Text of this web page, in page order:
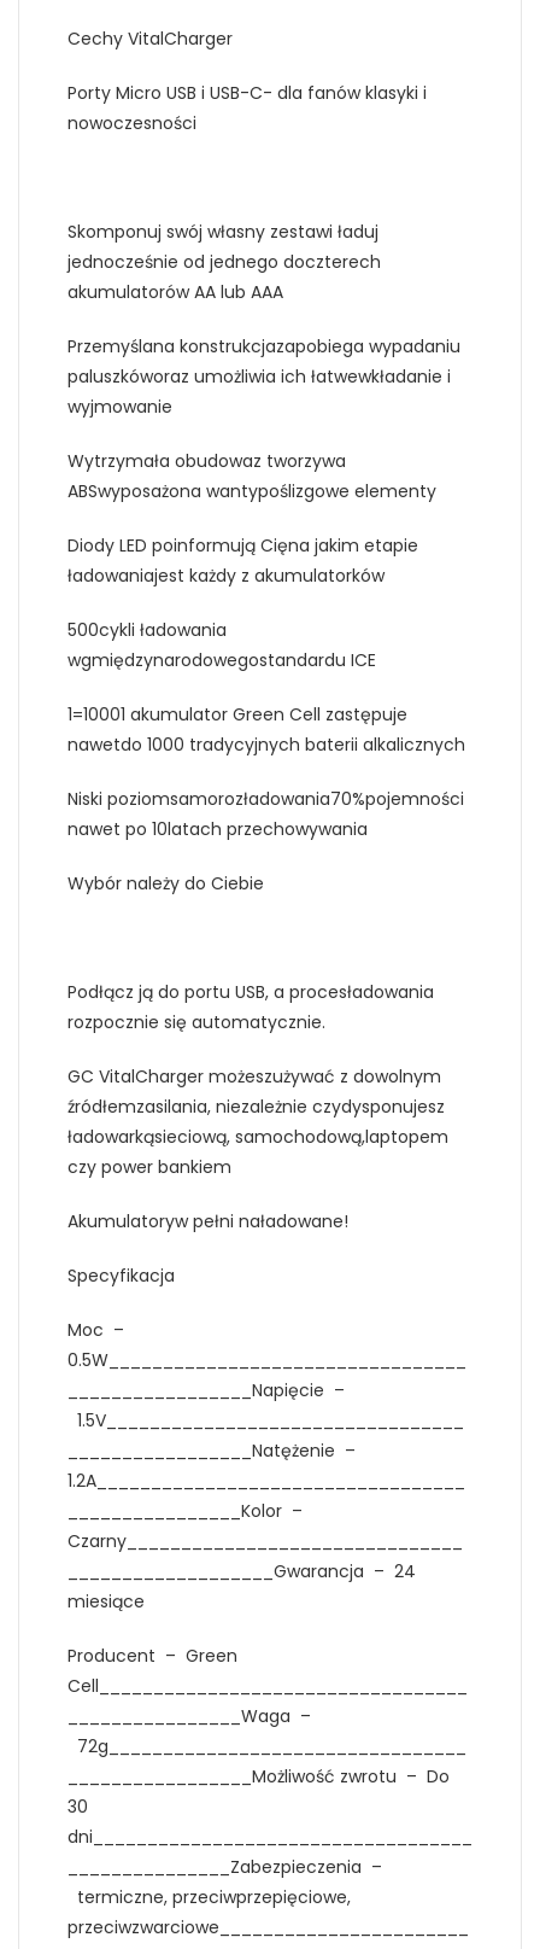
Cechy VitalCharger
Porty Micro USB i USB-C- dla fanów klasyki i
nowoczesności
Skomponuj swój własny zestawi ładuj
jednocześnie od jednego doczterech
akumulatorów AA lub AAA
Przemyślana konstrukcjazapobiega wypadaniu
paluszkóworaz umożliwia ich łatwewkładanie i
wyjmowanie
Wytrzymała obudowaz tworzywa
ABSwyposażona wantypoślizgowe elementy
Diody LED poinformują Cięna jakim etapie
ładowaniajest każdy z akumulatorków
500cykli ładowania
wgmiędzynarodowegostandardu ICE
1=10001 akumulator Green Cell zastępuje
nawetdo 1000 tradycyjnych baterii alkalicznych
Niski poziomsamorozładowania70%pojemności
nawet po 10latach przechowywania
Wybór należy do Ciebie
Podłącz ją do portu USB, a procesładowania
rozpocznie się automatycznie.
GC VitalCharger możeszużywać z dowolnym
źródłemzasilania, niezależnie czydysponujesz
ładowarkąsieciową, samochodową,laptopem
czy power bankiem
Akumulatoryw pełni naładowane!
Specyfikacja
Moc –
0.5W_________________________________
_________________Napięcie –
1.5V_________________________________
_________________Natężenie –
1.2A__________________________________
________________Kolor –
Czarny_______________________________
___________________Gwarancja – 24
miesiące
Producent – Green
Cell__________________________________
________________Waga –
72g_________________________________
_________________Możliwość zwrotu – Do
30
dni___________________________________
_______________Zabezpieczenia –
termiczne, przeciwprzepięciowe,
przeciwzwarciowe_______________________